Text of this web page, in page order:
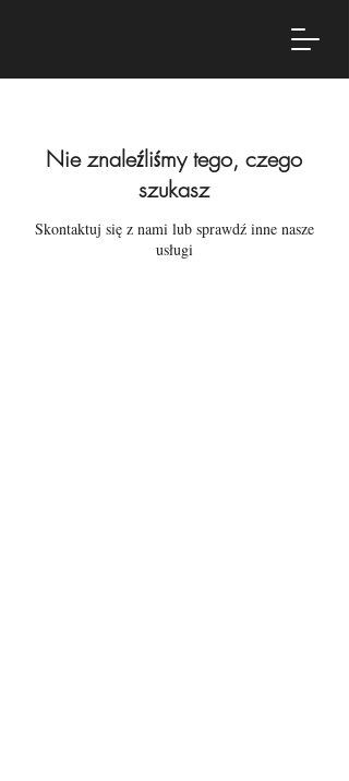
Nie znaleźliśmy tego, czego
szukasz
Skontaktuj się z nami lub sprawdź inne nasze
usługi